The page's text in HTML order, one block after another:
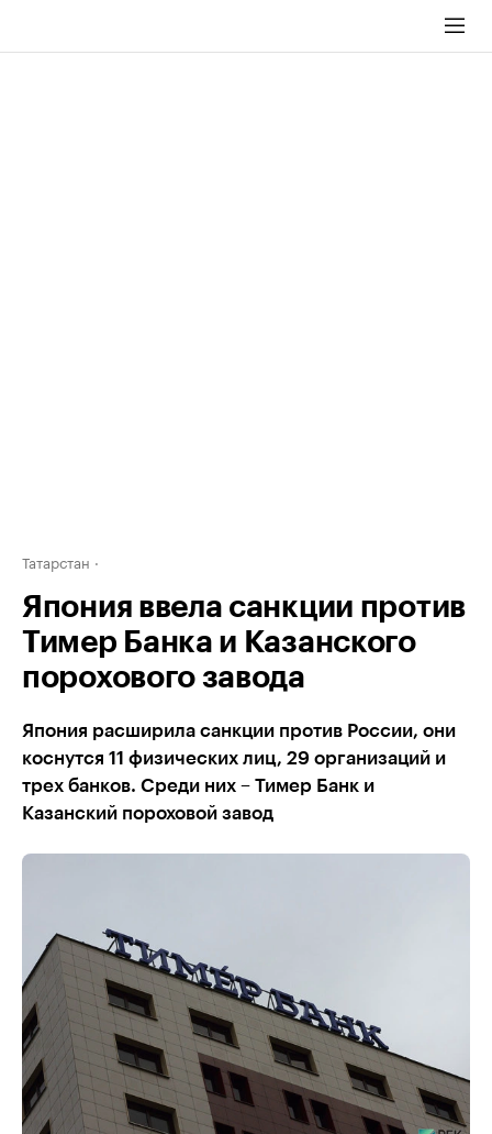
Татарстан
Япония ввела санкции против
Тимер Банка и Казанского
порохового завода
Япония расширила санкции против России, они
коснутся 11 физических лиц, 29 организаций и
трех банков. Среди них – Тимер Банк и
Казанский пороховой завод